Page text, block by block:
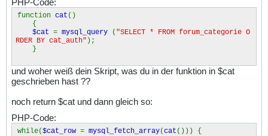
function cat ()
{
$cat = mysql_query ( "SELECT * FROM forum_categorie O
RDER BY cat_auth" );
}
und woher weiß dein Skript, was du in der funktion in $cat
geschrieben hast ??
noch return $cat und dann gleich so:
PHP-Code:
while($cat_row = mysql_fetch_array(cat ())) {